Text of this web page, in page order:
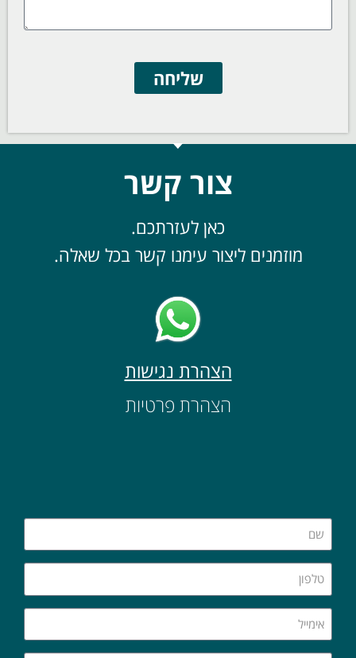
שליחה
צור קשר
כאן לעזרתכם.
מוזמנים ליצור עימנו קשר בכל שאלה.
הצהרת נגישות
הצהרת פרטיות